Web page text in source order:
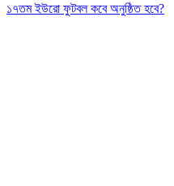
১৭তম ইউরো ফুটবল কবে অনুষ্ঠিত হবে?